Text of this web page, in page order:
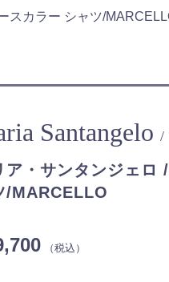
スカラー シャツ/
Santangelo/
ア・サンタンジェロ
/MARCELLO
（税込）